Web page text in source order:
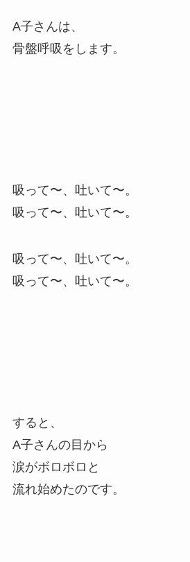
A子さんは、
骨盤呼吸をします。
吸って〜、吐いて〜。
吸って〜、吐いて〜。
吸って〜、吐いて〜。
吸って〜、吐いて〜。
すると、
A子さんの目から
涙がボロボロと
流れ始めたのです。